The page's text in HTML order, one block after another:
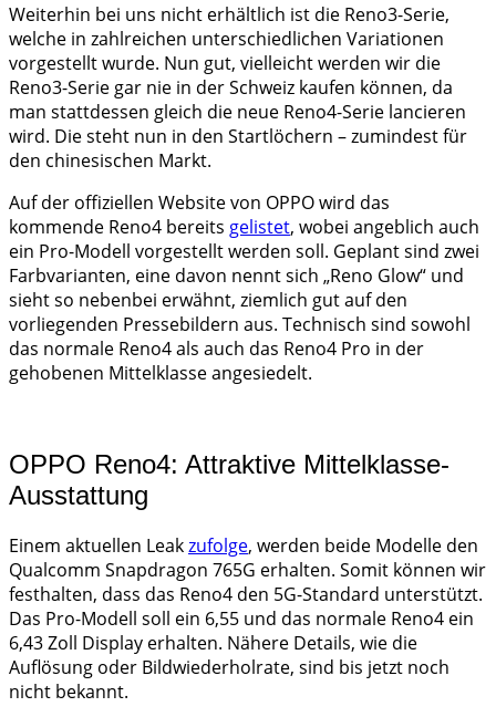
Weiterhin bei uns nicht erhältlich ist die Reno3-Serie,
welche in zahlreichen unterschiedlichen Variationen
vorgestellt wurde. Nun gut, vielleicht werden wir die
Reno3-Serie gar nie in der Schweiz kaufen können, da
man stattdessen gleich die neue Reno4-Serie lancieren
wird. Die steht nun in den Startlöchern – zumindest für
den chinesischen Markt.
Auf der offiziellen Website von OPPO wird das
kommende Reno4 bereits gelistet, wobei angeblich auch
ein Pro-Modell vorgestellt werden soll. Geplant sind zwei
Farbvarianten, eine davon nennt sich „Reno Glow“ und
sieht so nebenbei erwähnt, ziemlich gut auf den
vorliegenden Pressebildern aus. Technisch sind sowohl
das normale Reno4 als auch das Reno4 Pro in der
gehobenen Mittelklasse angesiedelt.
OPPO Reno4: Attraktive Mittelklasse-
Ausstattung
Einem aktuellen Leakzufolge, werden beide Modelle den
Qualcomm Snapdragon 765G erhalten. Somit können wir
festhalten, dass das Reno4 den 5G-Standard unterstützt.
Das Pro-Modell soll ein 6,55 und das normale Reno4 ein
6,43 Zoll Display erhalten. Nähere Details, wie die
Auflösung oder Bildwiederholrate, sind bis jetzt noch
nicht bekannt.